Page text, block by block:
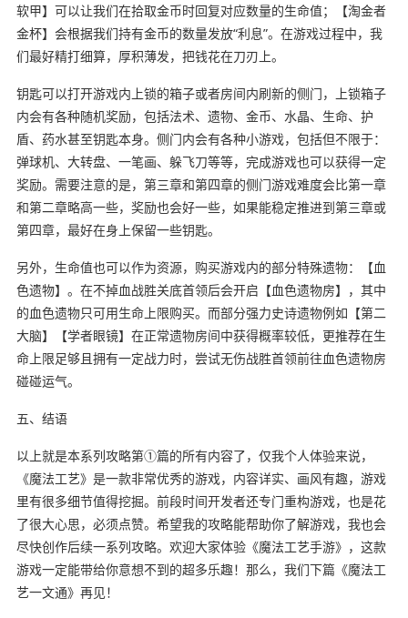
软甲】可以让我们在拾取金币时回复对应数量的生命值；【淘金者
金杯】会根据我们持有金币的数量发放“利息”。在游戏过程中，我
们最好精打细算，厚积薄发，把钱花在刀刃上。
钥匙可以打开游戏内上锁的箱子或者房间内刷新的侧门，上锁箱子
内会有各种随机奖励，包括法术、遗物、金币、水晶、生命、护
盾、药水甚至钥匙本身。侧门内会有各种小游戏，包括但不限于：
弹球机、大转盘、一笔画、躲飞刀等等，完成游戏也可以获得一定
奖励。需要注意的是，第三章和第四章的侧门游戏难度会比第一章
和第二章略高一些，奖励也会好一些，如果能稳定推进到第三章或
第四章，最好在身上保留一些钥匙。
另外，生命值也可以作为资源，购买游戏内的部分特殊遗物：【血
色遗物】。在不掉血战胜关底首领后会开启【血色遗物房】，其中
的血色遗物只可用生命上限购买。而部分强力史诗遗物例如【第二
大脑】【学者眼镜】在正常遗物房间中获得概率较低，更推荐在生
命上限足够且拥有一定战力时，尝试无伤战胜首领前往血色遗物房
碰碰运气。
五、结语
以上就是本系列攻略第①篇的所有内容了，仅我个人体验来说，
《魔法工艺》是一款非常优秀的游戏，内容详实、画风有趣，游戏
里有很多细节值得挖掘。前段时间开发者还专门重构游戏，也是花
了很大心思，必须点赞。希望我的攻略能帮助你了解游戏，我也会
尽快创作后续一系列攻略。欢迎大家体验《魔法工艺手游》，这款
游戏一定能带给你意想不到的超多乐趣！那么，我们下篇《魔法工
艺一文通》再见！